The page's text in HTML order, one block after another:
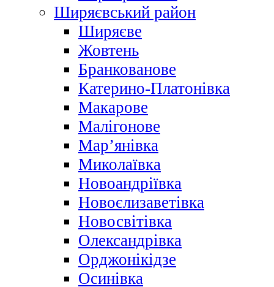
Ширяєвський район
Ширяєве
Жовтень
Бранкованове
Катерино-Платонівка
Макарове
Малігонове
Мар’янівка
Миколаївка
Новоандріївка
Новоєлизаветівка
Новосвітівка
Олександрівка
Орджонікідзе
Осинівка